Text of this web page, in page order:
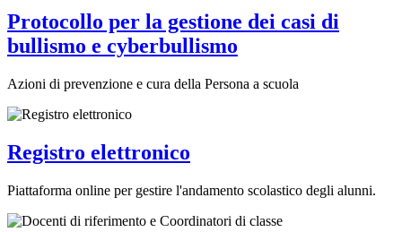
Protocollo per la gestione dei casi di
bullismo e cyberbullismo
Azioni di prevenzione e cura della Persona a scuola
Registro elettronico
Piattaforma online per gestire l'andamento scolastico degli alunni.